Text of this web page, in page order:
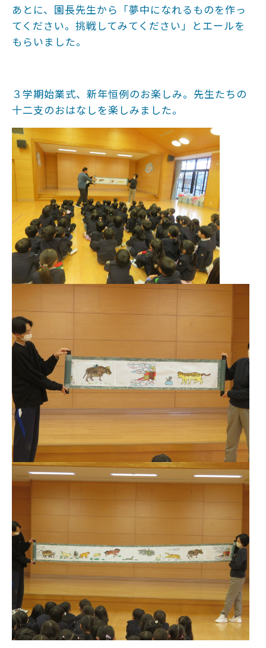
あとに、園長先生から「夢中になれるものを作っ
てください。挑戦してみてください」とエールを
もらいました。
３学期始業式、新年恒例のお楽しみ。先生たちの
十二支のおはなしを楽しみました。